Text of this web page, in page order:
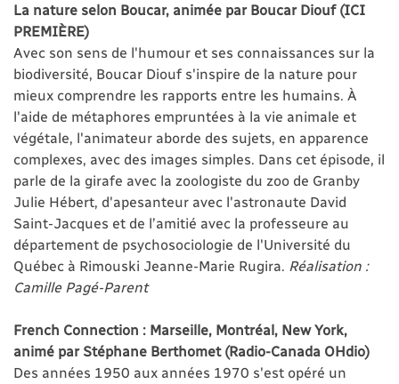
La nature selon Boucar, animée par Boucar Diouf (ICI
PREMIÈRE)
Avec son sens de l'humour et ses connaissances sur la
biodiversité, Boucar Diouf s'inspire de la nature pour
mieux comprendre les rapports entre les humains. À
l'aide de métaphores empruntées à la vie animale et
végétale, l'animateur aborde des sujets, en apparence
complexes, avec des images simples. Dans cet épisode, il
parle de la girafe avec la zoologiste du zoo de Granby
Julie Hébert, d'apesanteur avec l'astronaute David
Saint-Jacques et de l’amitié avec la professeure au
département de psychosociologie de l'Université du
Québec à Rimouski Jeanne-Marie Rugira. Réalisation :
Camille Pagé-Parent
French Connection : Marseille, Montréal, New York,
animé par Stéphane Berthomet (Radio-Canada OHdio)
Des années 1950 aux années 1970 s'est opéré un